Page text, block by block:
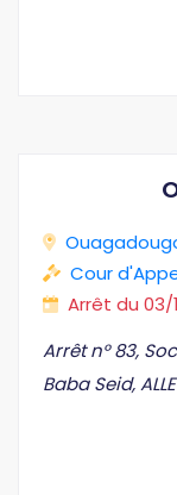
Cour
Arrêt du 03/
Arrêt n° 83,
Baba Seid,